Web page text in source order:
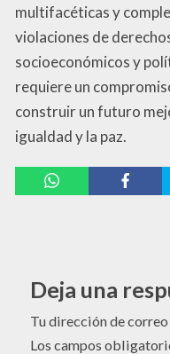
multifacéticas y
violaciones de
socioeconómicos y
requiere un
construir un futuro
igualdad y la paz.
Deja una
Tu dirección de
Los campos